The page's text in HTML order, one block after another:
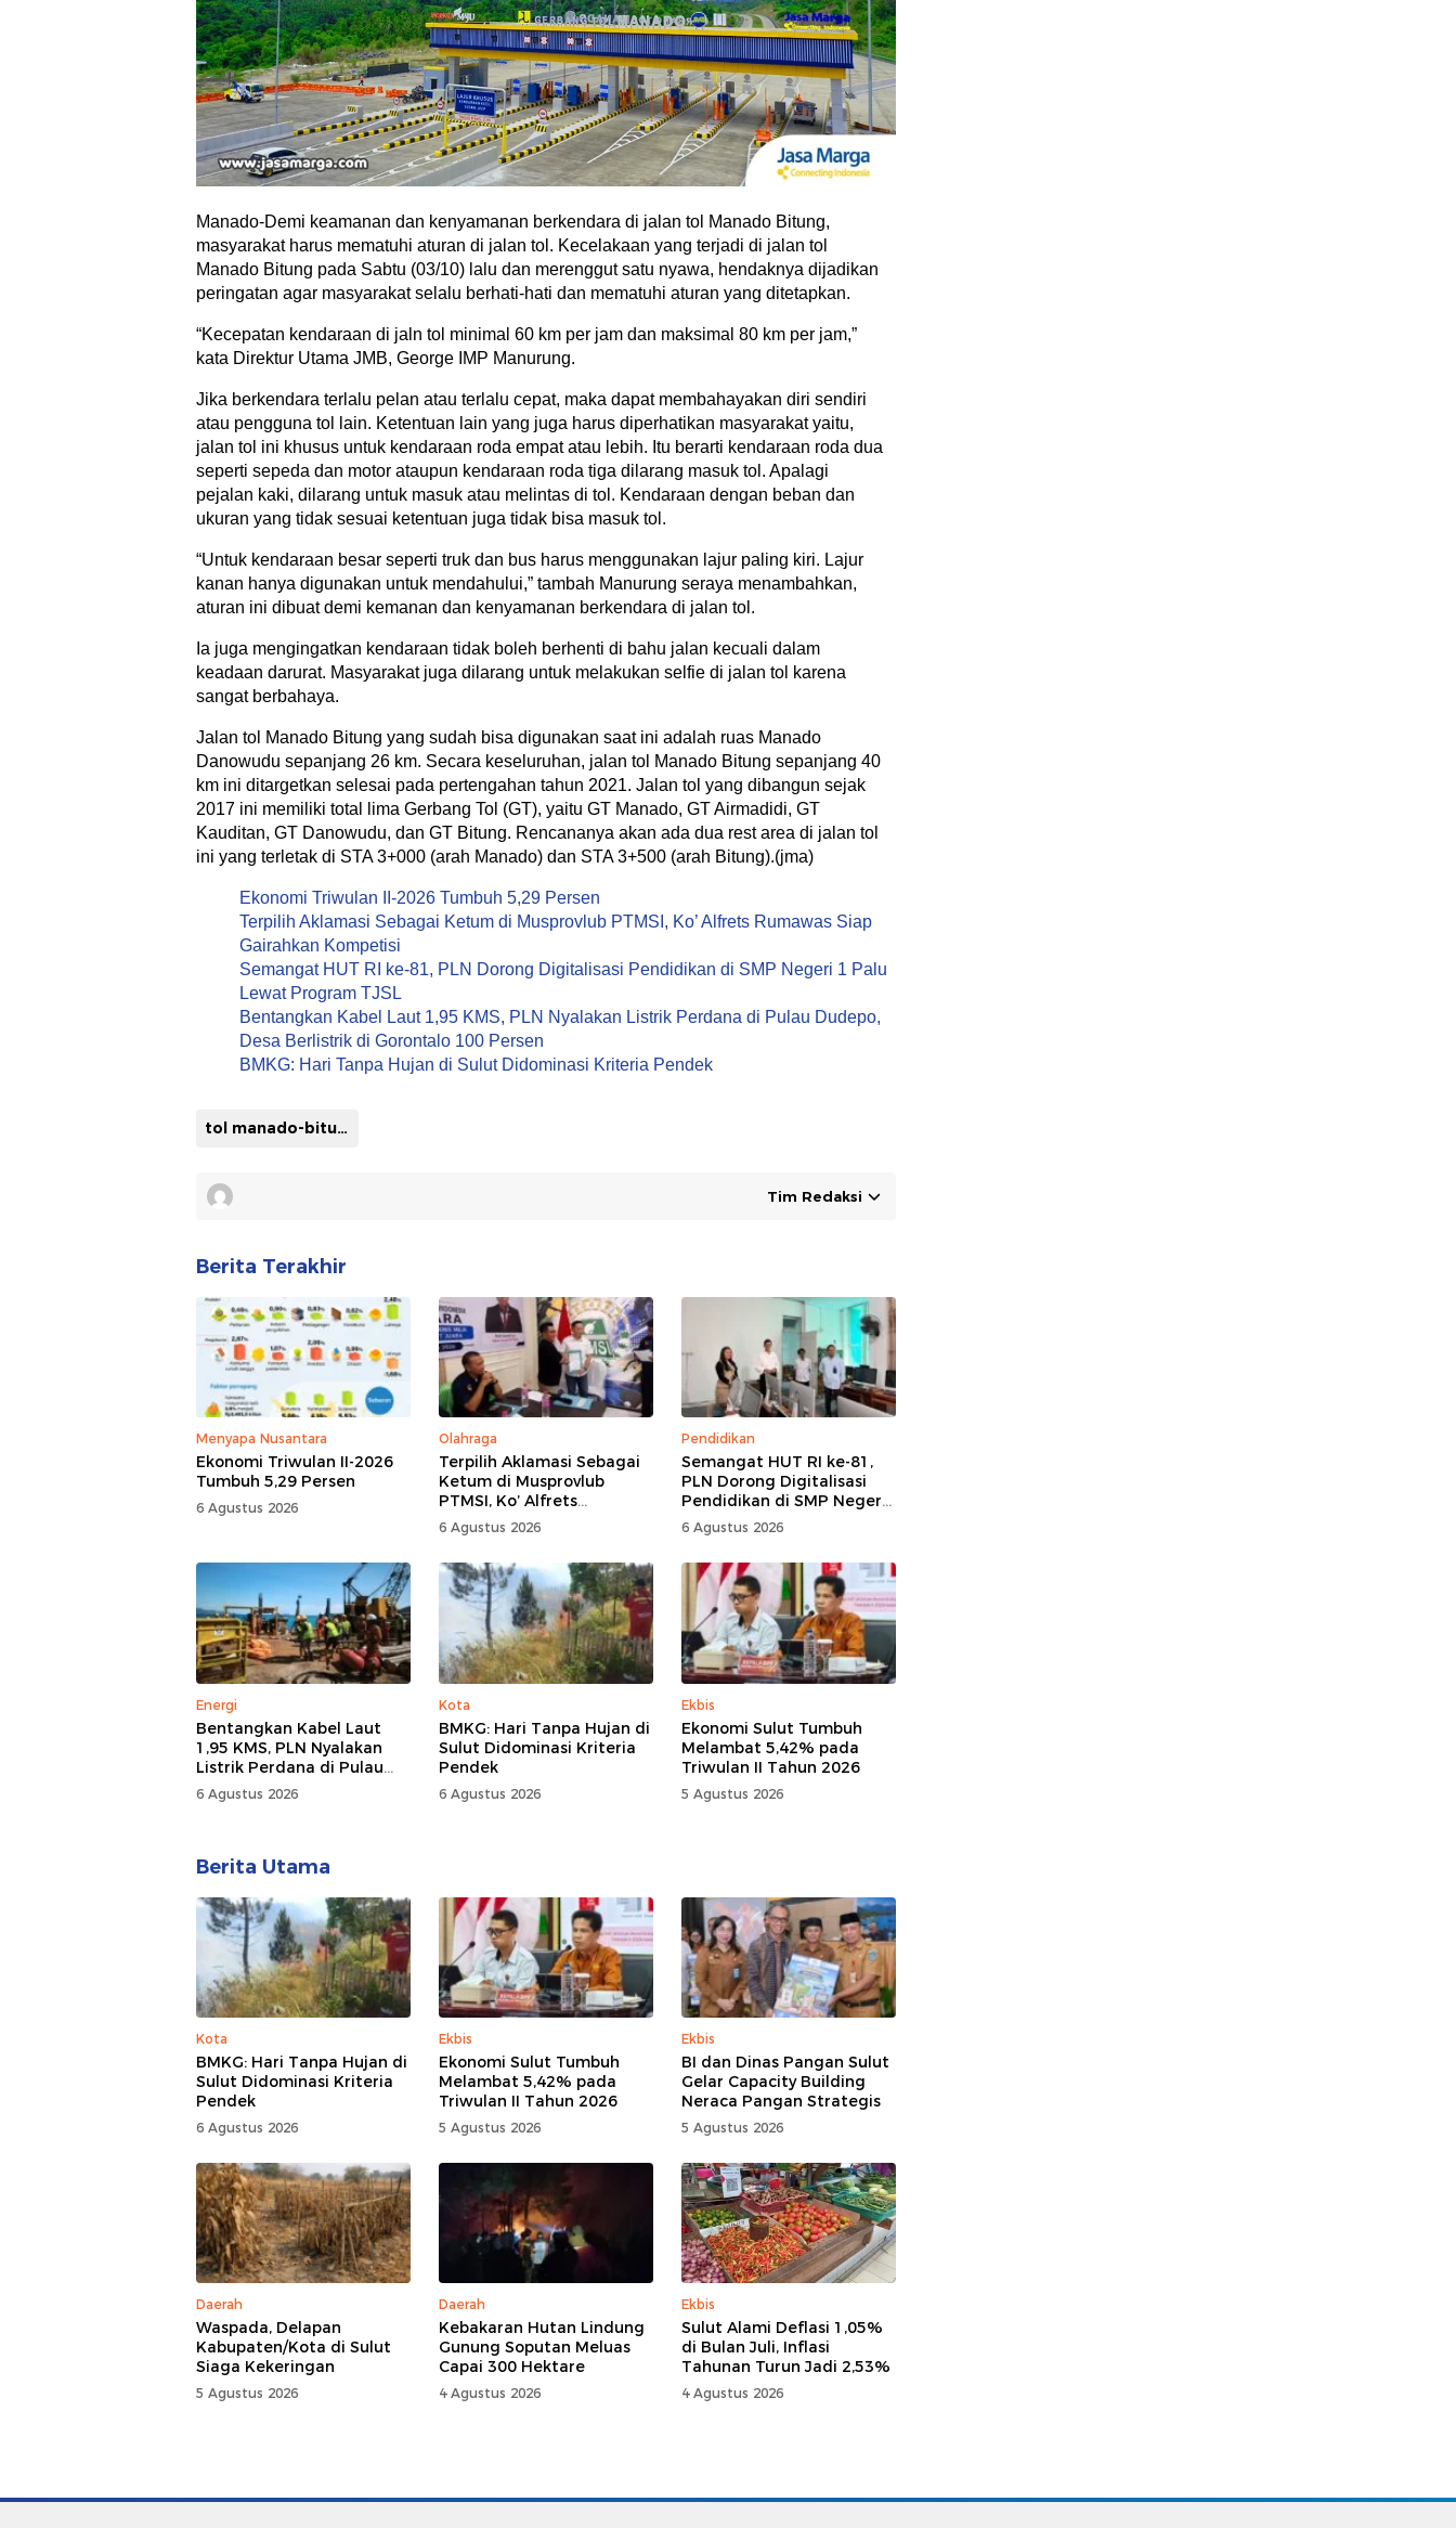
Manado-Demi keamanan dan kenyamanan berkendara di jalan tol Manado Bitung,
masyarakat harus mematuhi aturan di jalan tol. Kecelakaan yang terjadi di jalan tol
Manado Bitung pada Sabtu (03/10) lalu dan merenggut satu nyawa, hendaknya dijadikan
peringatan agar masyarakat selalu berhati-hati dan mematuhi aturan yang ditetapkan.
“Kecepatan kendaraan di jaln tol minimal 60 km per jam dan maksimal 80 km per jam,”
kata Direktur Utama JMB, George IMP Manurung.
Jika berkendara terlalu pelan atau terlalu cepat, maka dapat membahayakan diri sendiri
atau pengguna tol lain. Ketentuan lain yang juga harus diperhatikan masyarakat yaitu,
jalan tol ini khusus untuk kendaraan roda empat atau lebih. Itu berarti kendaraan roda dua
seperti sepeda dan motor ataupun kendaraan roda tiga dilarang masuk tol. Apalagi
pejalan kaki, dilarang untuk masuk atau melintas di tol. Kendaraan dengan beban dan
ukuran yang tidak sesuai ketentuan juga tidak bisa masuk tol.
“Untuk kendaraan besar seperti truk dan bus harus menggunakan lajur paling kiri. Lajur
kanan hanya digunakan untuk mendahului,” tambah Manurung seraya menambahkan,
aturan ini dibuat demi kemanan dan kenyamanan berkendara di jalan tol.
Ia juga mengingatkan kendaraan tidak boleh berhenti di bahu jalan kecuali dalam
keadaan darurat. Masyarakat juga dilarang untuk melakukan selfie di jalan tol karena
sangat berbahaya.
Jalan tol Manado Bitung yang sudah bisa digunakan saat ini adalah ruas Manado
Danowudu sepanjang 26 km. Secara keseluruhan, jalan tol Manado Bitung sepanjang 40
km ini ditargetkan selesai pada pertengahan tahun 2021. Jalan tol yang dibangun sejak
2017 ini memiliki total lima Gerbang Tol (GT), yaitu GT Manado, GT Airmadidi, GT
Kauditan, GT Danowudu, dan GT Bitung. Rencananya akan ada dua rest area di jalan tol
ini yang terletak di STA 3+000 (arah Manado) dan STA 3+500 (arah Bitung).(jma)
Ekonomi Triwulan II-2026 Tumbuh 5,29 Persen
Terpilih Aklamasi Sebagai Ketum di Musprovlub PTMSI, Ko’ Alfrets Rumawas Siap
Gairahkan Kompetisi
Semangat HUT RI ke-81, PLN Dorong Digitalisasi Pendidikan di SMP Negeri 1 Palu
Lewat Program TJSL
Bentangkan Kabel Laut 1,95 KMS, PLN Nyalakan Listrik Perdana di Pulau Dudepo,
Desa Berlistrik di Gorontalo 100 Persen
BMKG: Hari Tanpa Hujan di Sulut Didominasi Kriteria Pendek
tol manado-bitung
Tim Redaksi
Berita Terakhir
Menyapa Nusantara
Ekonomi Triwulan II-2026
Tumbuh 5,29 Persen
6 Agustus 2026
Olahraga
Terpilih Aklamasi Sebagai
Ketum di Musprovlub
PTMSI, Ko’ Alfrets
Rumawas Siap Gairahkan
Kompetisi
6 Agustus 2026
Pendidikan
Semangat HUT RI ke-81,
PLN Dorong Digitalisasi
Pendidikan di SMP Negeri
1 Palu Lewat Program
TJSL
6 Agustus 2026
Energi
Bentangkan Kabel Laut
1,95 KMS, PLN Nyalakan
Listrik Perdana di Pulau
Dudepo, Desa Berlistrik di
Gorontalo 100 Persen
6 Agustus 2026
Kota
BMKG: Hari Tanpa Hujan di
Sulut Didominasi Kriteria
Pendek
6 Agustus 2026
Ekbis
Ekonomi Sulut Tumbuh
Melambat 5,42% pada
Triwulan II Tahun 2026
5 Agustus 2026
Berita Utama
Kota
BMKG: Hari Tanpa Hujan di
Sulut Didominasi Kriteria
Pendek
6 Agustus 2026
Ekbis
Ekonomi Sulut Tumbuh
Melambat 5,42% pada
Triwulan II Tahun 2026
5 Agustus 2026
Ekbis
BI dan Dinas Pangan Sulut
Gelar Capacity Building
Neraca Pangan Strategis
5 Agustus 2026
Daerah
Waspada, Delapan
Kabupaten/Kota di Sulut
Siaga Kekeringan
5 Agustus 2026
Daerah
Kebakaran Hutan Lindung
Gunung Soputan Meluas
Capai 300 Hektare
4 Agustus 2026
Ekbis
Sulut Alami Deflasi 1,05%
di Bulan Juli, Inflasi
Tahunan Turun Jadi 2,53%
4 Agustus 2026